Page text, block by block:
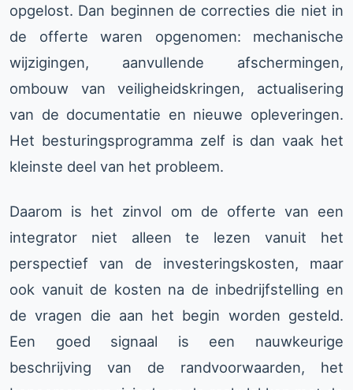
opgelost. Dan beginnen de correcties die niet in
de offerte waren opgenomen: mechanische
wijzigingen, aanvullende afschermingen,
ombouw van veiligheidskringen, actualisering
van de documentatie en nieuwe opleveringen.
Het besturingsprogramma zelf is dan vaak het
kleinste deel van het probleem.
Daarom is het zinvol om de offerte van een
integrator niet alleen te lezen vanuit het
perspectief van de investeringskosten, maar
ook vanuit de kosten na de inbedrijfstelling en
de vragen die aan het begin worden gesteld.
Een goed signaal is een nauwkeurige
beschrijving van de randvoorwaarden, het